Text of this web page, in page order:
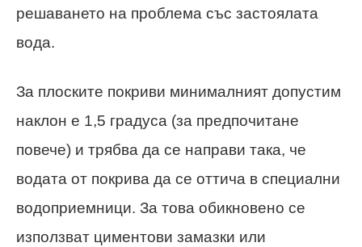
решаването на проблема със застоялата
вода.
За плоските покриви минималният допустим
наклон е 1,5 градуса (за предпочитане
повече) и трябва да се направи така, че
водата от покрива да се оттича в специални
водоприемници. За това обикновено се
използват циментови замазки или